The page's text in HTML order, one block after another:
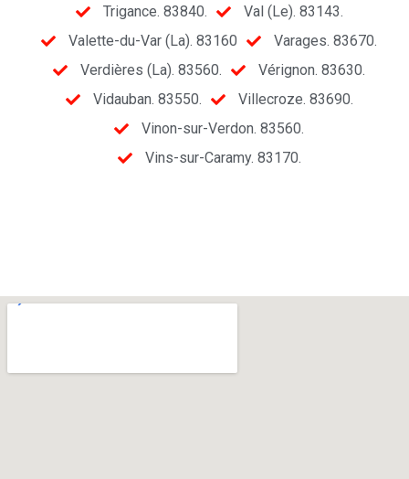
Trigance. 83840.
Val (Le). 83143.
Valette-du-Var (La). 83160
Varages. 83670.
Verdières (La). 83560.
Vérignon. 83630.
Vidauban. 83550.
Villecroze. 83690.
Vinon-sur-Verdon. 83560.
Vins-sur-Caramy. 83170.